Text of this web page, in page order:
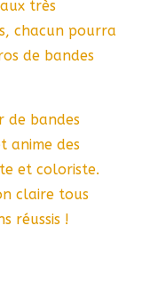
très
chacun pourra
de bandes
de bandes
anime des
et coloriste.
claire tous
réussis !